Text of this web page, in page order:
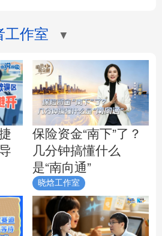
工作室 ▼
保险资金“南下”了？
几分钟搞懂什么
是“南向通”
晓焓工作室